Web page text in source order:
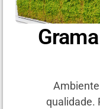
qualidade.